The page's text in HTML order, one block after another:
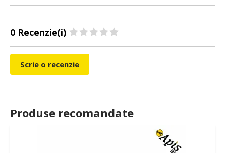
0 Recenzie(i)
Scrie o recenzie
Produse recomandate